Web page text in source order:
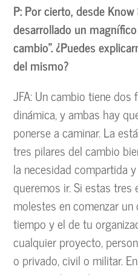
P: Por cierto, desde
desarrollado un
cambio”. ¿Puedes
del mismo?
JFA: Un cambio tiene
dinámica, y ambas hay
ponerse a caminar. La
tres pilares del cambio
la necesidad compartida
queremos ir. Si estas tres
molestes en comenzar
tiempo y el de tu
cualquier proyecto,
o privado, civil o militar.